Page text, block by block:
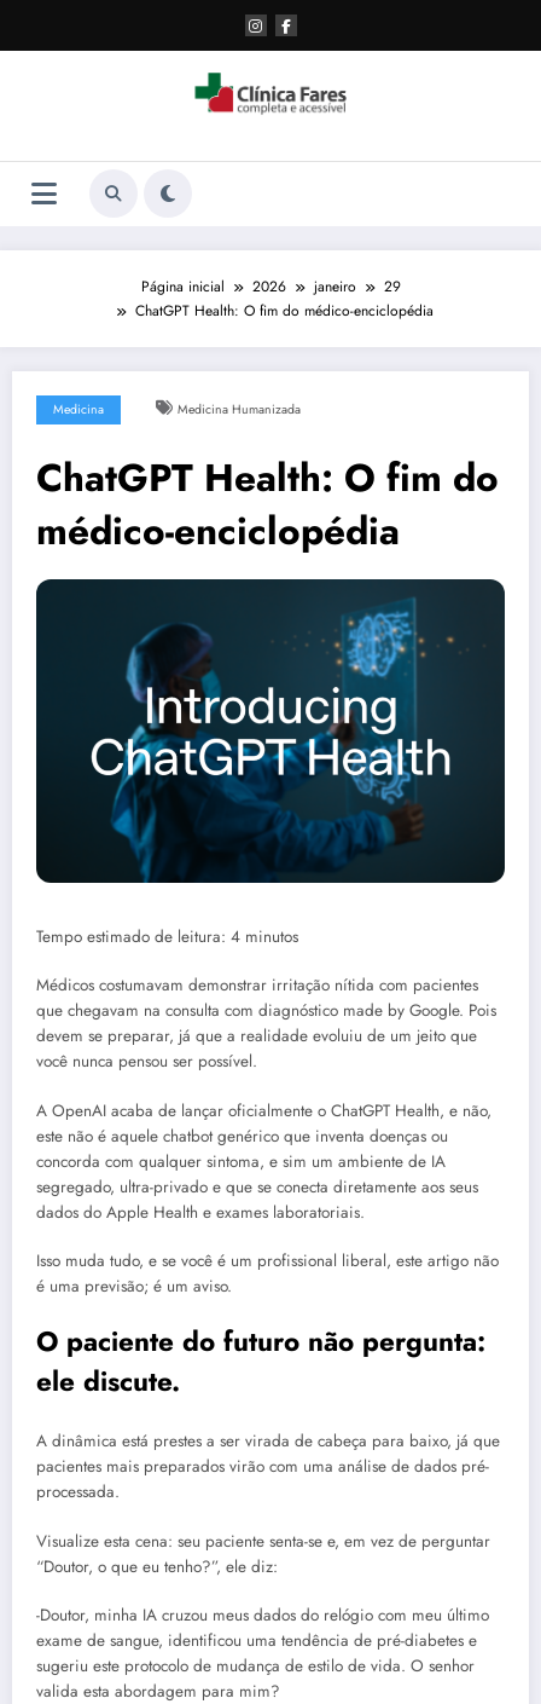
o
Página inicial 2026 janeiro
29
ChatGPT Health: O fim do médico-enciclopédia
Medicina Medicina Humanizada
ChatGPT Health: O fim do
médico-enciclopédia
Tempo estimado de leitura: 4 minutos
Médicos costumavam demonstrar irritação nítida com pacientes
que chegavam na consulta com diagnóstico made by Google. Pois
devem se preparar, já que a realidade evoluiu de um jeito que
você nunca pensou ser possível.
A OpenAI acaba de lançar oficialmente o ChatGPT Health, e não,
este não é aquele chatbot genérico que inventa doenças ou
concorda com qualquer sintoma, e sim um ambiente de IA
segregado, ultra-privado e que se conecta diretamente aos seus
dados do Apple Health e exames laboratoriais.
Isso muda tudo, e se você é um profissional liberal, este artigo não
é uma previsão; é um aviso.
O paciente do futuro não pergunta:
ele discute.
A dinâmica está prestes a ser virada de cabeça para baixo, já que
pacientes mais preparados virão com uma análise de dados pré-
processada.
Visualize esta cena: seu paciente senta-se e, em vez de perguntar
“Doutor, o que eu tenho?”, ele diz:
-Doutor, minha IA cruzou meus dados do relógio com meu último
exame de sangue, identificou uma tendência de pré-diabetes e
sugeriu este protocolo de mudança de estilo de vida. O senhor
valida esta abordagem para mim?